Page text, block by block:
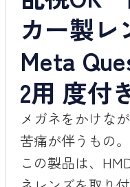
カー製レ
Meta
2用 度付
メガネをかけな
苦痛が伴うもの。
この製品は、